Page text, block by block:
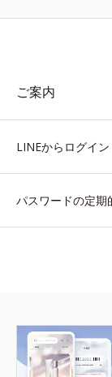
ご案内
LINEからログイ
パスワードの定期